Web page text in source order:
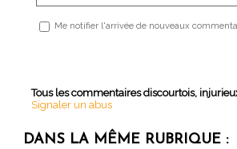
Me notifier l'arrivée de nouveaux
Tous les commentaires discourtois,
Signaler un abus
DANS LA MÊME RUBRIQUE :